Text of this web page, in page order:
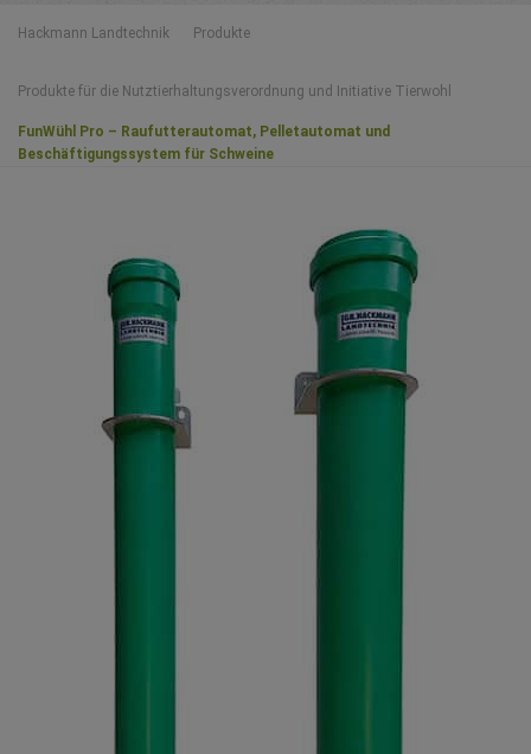
Hackmann Landtechnik Produkte
Produkte für die Nutztierhaltungsverordnung und Initiative Tierwohl
FunWühl Pro – Raufutterautomat, Pelletautomat und
Beschäftigungssystem für Schweine